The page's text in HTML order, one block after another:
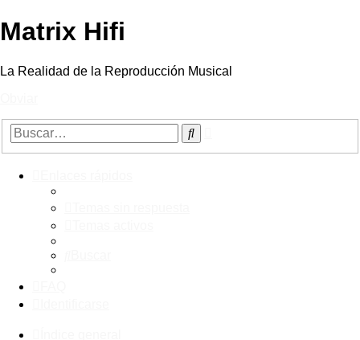
Matrix Hifi
La Realidad de la Reproducción Musical
Buscar